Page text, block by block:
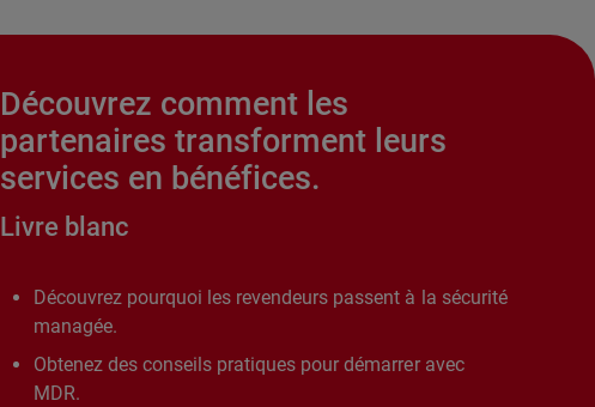
Découvrez comment les
partenaires transforment leurs
services en bénéfices.
Livre blanc
Découvrez pourquoi les revendeurs passent à la sécurité
managée.
Obtenez des conseils pratiques pour démarrer avec
MDR.